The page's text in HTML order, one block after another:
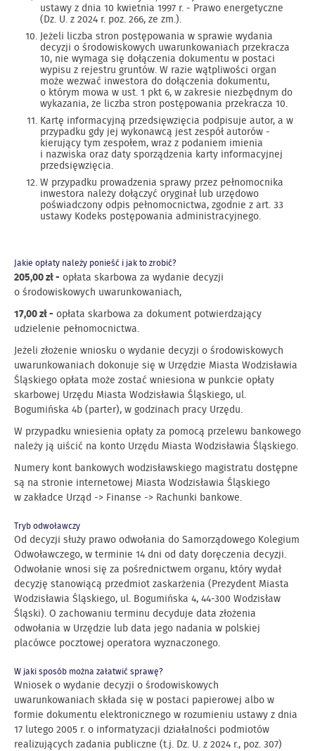
ustawy z dnia 10 kwietnia 1997 r. - Prawo energetyczne
(Dz. U. z 2024 r. poz. 266, ze zm.).
Jeżeli liczba stron postępowania w sprawie wydania
decyzji o środowiskowych uwarunkowaniach przekracza
10, nie wymaga się dołączenia dokumentu w postaci
wypisu z rejestru gruntów. W razie wątpliwości organ
może wezwać inwestora do dołączenia dokumentu,
o którym mowa w ust. 1 pkt 6, w zakresie niezbędnym do
wykazania, że liczba stron postępowania przekracza 10.
Kartę informacyjną przedsięwzięcia podpisuje autor, a w
przypadku gdy jej wykonawcą jest zespół autorów -
kierujący tym zespołem, wraz z podaniem imienia
i nazwiska oraz daty sporządzenia karty informacyjnej
przedsięwzięcia.
W przypadku prowadzenia sprawy przez pełnomocnika
inwestora należy dołączyć oryginał lub urzędowo
poświadczony odpis pełnomocnictwa, zgodnie z art. 33
ustawy Kodeks postępowania administracyjnego.
Jakie opłaty należy ponieść i jak to zrobić?
205,00 zł - opłata skarbowa za wydanie decyzji
o środowiskowych uwarunkowaniach,
17,00 zł - opłata skarbowa za dokument potwierdzający
udzielenie pełnomocnictwa.
Jeżeli złożenie wniosku o wydanie decyzji o środowiskowych
uwarunkowaniach dokonuje się w Urzędzie Miasta Wodzisławia
Śląskiego opłata może zostać wniesiona w punkcie opłaty
skarbowej Urzędu Miasta Wodzisławia Śląskiego, ul.
Bogumińska 4b (parter), w godzinach pracy Urzędu.
W przypadku wniesienia opłaty za pomocą przelewu bankowego
należy ją uiścić na konto Urzędu Miasta Wodzisławia Śląskiego.
Numery kont bankowych wodzisławskiego magistratu dostępne
są na stronie internetowej Miasta Wodzisławia Śląskiego
w zakładce Urząd -> Finanse -> Rachunki bankowe.
Tryb odwoławczy
Od decyzji służy prawo odwołania do Samorządowego Kolegium
Odwoławczego, w terminie 14 dni od daty doręczenia decyzji.
Odwołanie wnosi się za pośrednictwem organu, który wydał
decyzję stanowiącą przedmiot zaskarżenia (Prezydent Miasta
Wodzisławia Śląskiego, ul. Bogumińska 4, 44-300 Wodzisław
Śląski). O zachowaniu terminu decyduje data złożenia
odwołania w Urzędzie lub data jego nadania w polskiej
placówce pocztowej operatora wyznaczonego.
W jaki sposób można załatwić sprawę?
Wniosek o wydanie decyzji o środowiskowych
uwarunkowaniach składa się w postaci papierowej albo w
formie dokumentu elektronicznego w rozumieniu ustawy z dnia
17 lutego 2005 r. o informatyzacji działalności podmiotów
realizujących zadania publiczne (t.j. Dz. U. z 2024 r., poz. 307)